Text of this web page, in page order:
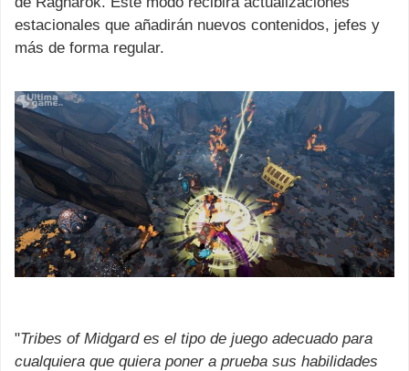
estacionales que añadirán nuevos contenidos, jefes y
más de forma regular.
"Tribes of Midgard es el tipo de juego adecuado para
cualquiera que quiera poner a prueba sus habilidades